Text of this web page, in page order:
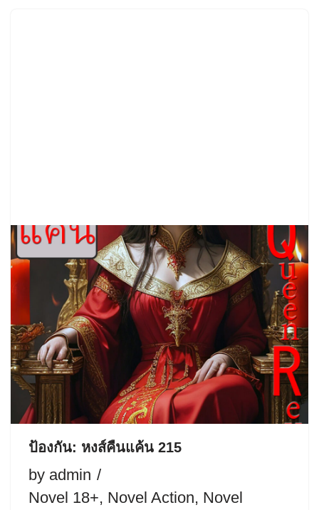
ป้องกัน: หงส์คืนแค้น 215
by admin
Novel 18+, Novel Action, Novel